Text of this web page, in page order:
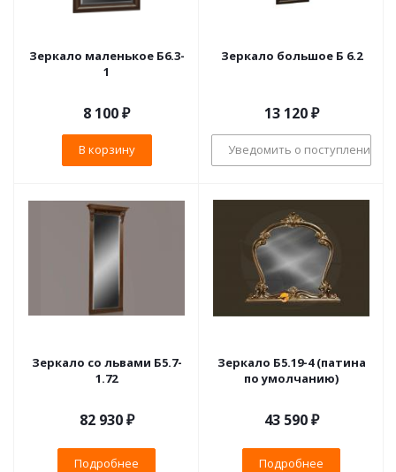
Зеркало маленькое Б6.3-
1
8 100₽
В корзину
Зеркало большое Б 6.2
13 120₽
Уведомить о поступлении
Зеркало со львами Б5.7-
1.72
82 930 ₽
Подробнее
Зеркало Б5.19-4 (патина
по умолчанию)
43 590 ₽
Подробнее